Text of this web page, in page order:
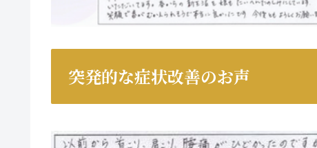
突発的な症状改善のお声